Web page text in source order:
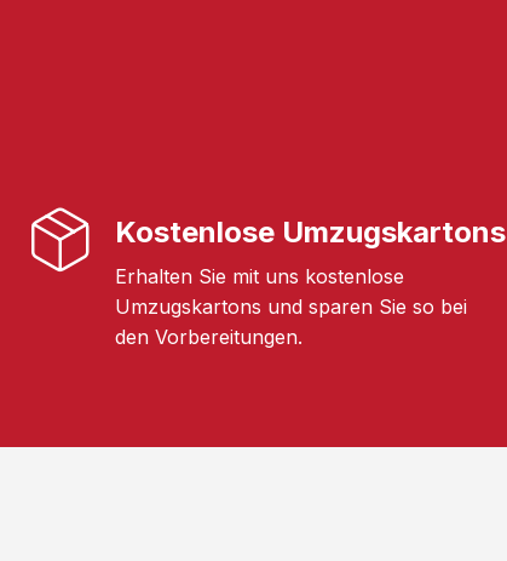
Kostenlose Umzugskartons
Erhalten Sie mit uns kostenlose
Umzugskartons und sparen Sie so bei
den Vorbereitungen.